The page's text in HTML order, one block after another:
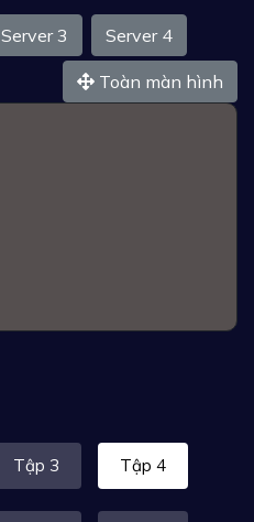
Server 3 Server 4
Toàn màn hình
Tập 3 Tập 4